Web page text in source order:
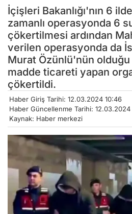
İçişleri Bakanlığı'nın 6
zamanlı operasyonda 6
çökertilmesi ardından
verilen operasyonda da
Murat Özünlü'nün
madde ticareti yapan
çökertildi.
Haber Giriş Tarihi: 12.03.2024 10:46
Haber Güncellenme Tarihi: 12.03.2024
Kaynak: Haber merkezi